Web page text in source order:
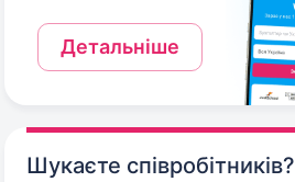
Детальніше
Шукаєте співробітників?